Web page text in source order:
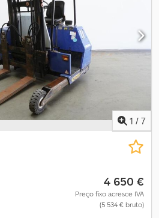
1 / 7
4 650 €
Preço fixo acresce IVA
(5 534 € bruto)